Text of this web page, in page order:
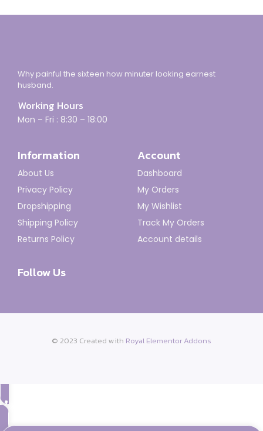
Why painful the sixteen how minuter looking earnest
husband.
Working Hours
Mon – Fri : 8:30 – 18:00
Information
About Us
Privacy Policy
Dropshipping
Shipping Policy
Returns Policy
Account
Dashboard
My Orders
My Wishlist
Track My Orders
Account details
Follow Us
© 2023 Created with Royal Elementor Addons